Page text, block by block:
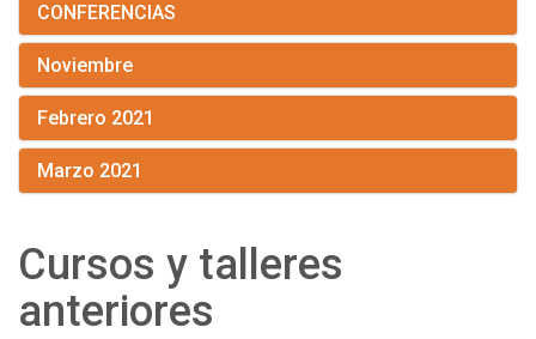
CONFERENCIAS
Noviembre
Febrero 2021
Marzo 2021
Cursos y talleres
anteriores